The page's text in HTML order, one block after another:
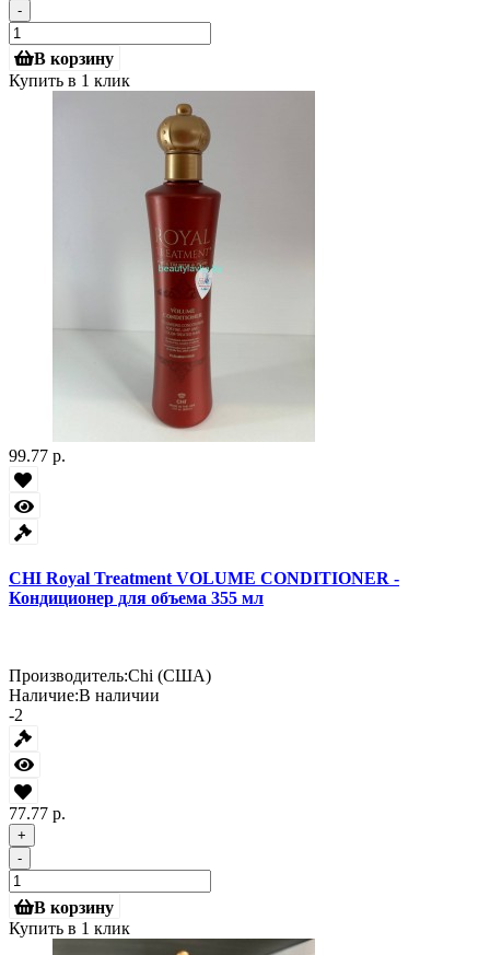
-
В корзину
Купить в 1 клик
99.77 р.
CHI Royal Treatment VOLUME CONDITIONER -
Кондиционер для объема 355 мл
Производитель:Chi (США)
Наличие:В наличии
-2
77.77 р.
+
-
В корзину
Купить в 1 клик